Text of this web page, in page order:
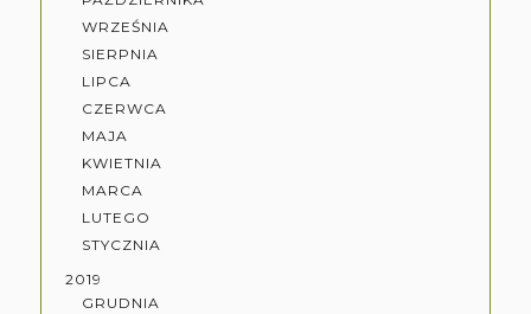
WRZEŚNIA
SIERPNIA
LIPCA
CZERWCA
MAJA
KWIETNIA
MARCA
LUTEGO
STYCZNIA
2019
GRUDNIA